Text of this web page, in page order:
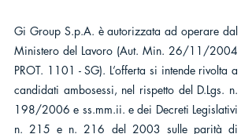
Gi Group S.p.A. è autorizzata ad operare dal
Ministero del Lavoro (Aut. Min. 26/11/2004
PROT. 1101 - SG). L’offerta si intende rivolta a
candidati ambosessi, nel rispetto del D.Lgs. n.
198/2006 e ss.mm.ii. e dei Decreti Legislativi
n. 215 e n. 216 del 2003 sulle parità di